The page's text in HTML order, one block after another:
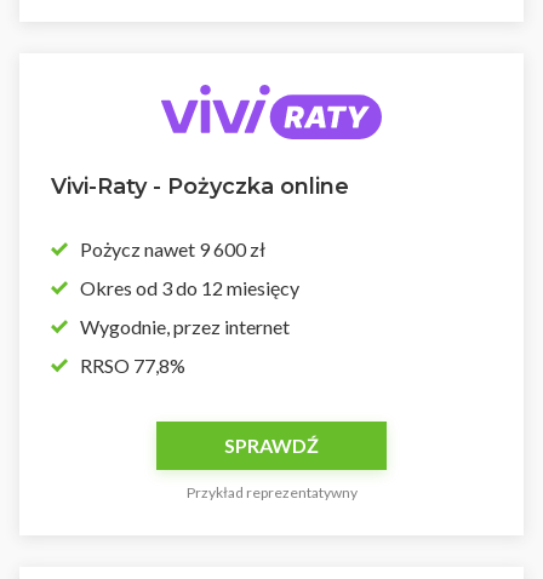
Vivi-Raty - Pożyczka online
Pożycz nawet 9 600 zł
Okres od 3 do 12 miesięcy
Wygodnie, przez internet
RRSO 77,8%
SPRAWDŹ
Przykład reprezentatywny